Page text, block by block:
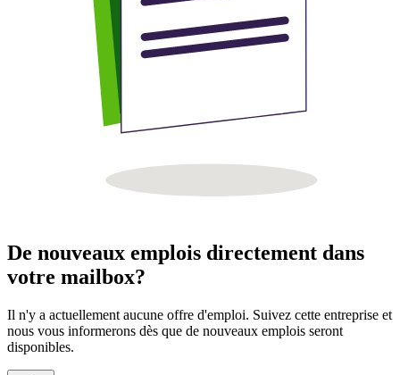
De nouveaux emplois directement dans
votre mailbox?
Il n'y a actuellement aucune offre d'emploi. Suivez cette entreprise et
nous vous informerons dès que de nouveaux emplois seront
disponibles.